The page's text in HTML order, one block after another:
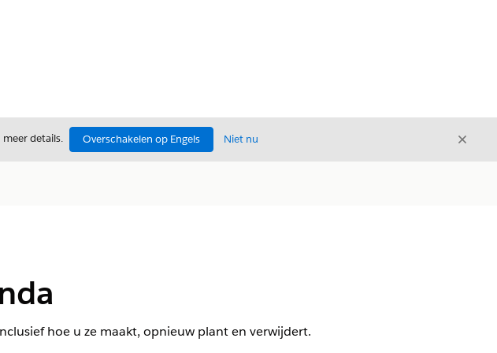
meer details. Overschakelen op Engels Niet nu Sluiten
hoe u ze maakt, opnieuw plant en verwijdert.